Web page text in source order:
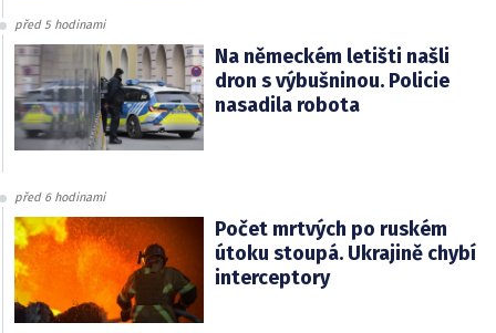
před 5 hodinami
Na německém letišti našli
dron s výbušninou. Policie
nasadila robota
před 6 hodinami
Počet mrtvých po ruském
útoku stoupá. Ukrajině chybí
interceptory